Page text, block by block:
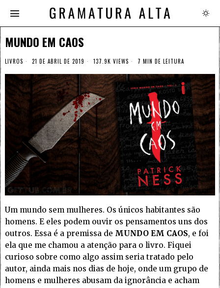
MUNDO EM CAOS
LIVROS 21 DE ABRIL DE 2019 137.9K VIEWS 7 MIN DE LEITURA
Um mundo sem mulheres. Os únicos habitantes são
homens. E eles podem ouvir os pensamentos uns dos
outros. Essa é a premissa de MUNDO EM CAOS, e foi
ela que me chamou a atenção para o livro. Fiquei
curioso sobre como algo assim seria tratado pelo
autor, ainda mais nos dias de hoje, onde um grupo de
homens e mulheres abusam da ignorância e acham